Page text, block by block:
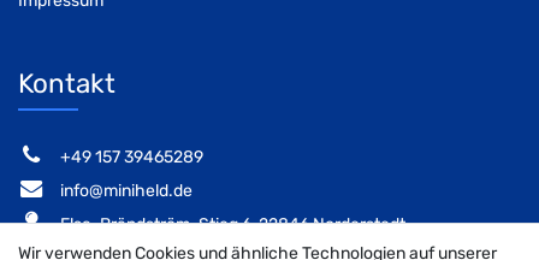
Kontakt
‭+49 157 39465289‬
info@miniheld.de
Elsa-Brändström-Stieg 6, 22846 Norderstedt
Wir verwenden Cookies und ähnliche Technologien auf unserer